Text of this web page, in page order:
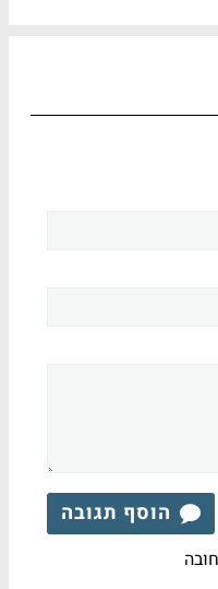
הוסף תגובה